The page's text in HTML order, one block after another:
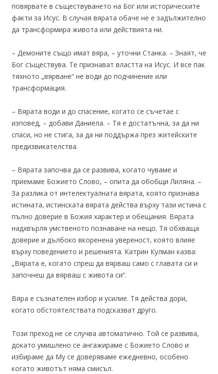
повярвате в съществуването на Бог или историческите
факти за Исус. В случая вярата обаче не е задължително
да трансформира живота или действията ни.
– Демоните също имат вяра, – уточни Станка. – Знаят, че
Бог съществува. Те признават властта на Исус. И все пак
тяхното „вярване“ не води до подчинение или
трансформация.
– Вярата води и до спасение, когато се съчетае с
изповед, – добави Даниела. – Тя е достатъчна, за да ни
спаси, но не стига, за да ни поддържа през житейските
предизвикателства.
– Вярата започва да се развива, когато чуваме и
приемаме Божието Слово, – опита да обобщи Лиляна. –
За разлика от интелектуалната вярата, която признава
истината, истинската вярата действа върху тази истина с
пълно доверие в Божия характер и обещания. Вярата
надхвърля умственото познаване на нещо. Тя обхваща
доверие и дълбоко вкоренена увереност, която влияе
върху поведението и решенията. Катрин Кулман казва:
„Вярата е, когато спреш да вярваш само с главата си и
започнеш да вярваш с живота си“.
Вяра е съзнателен избор и усилие. Тя действа дори,
когато обстоятелствата подсказват друго.
Този преход не се случва автоматично. Той се развива,
докато умишлено се ангажираме с Божието Слово и
избираме да Му се доверяваме ежедневно, особено
когато животът няма смисъл.